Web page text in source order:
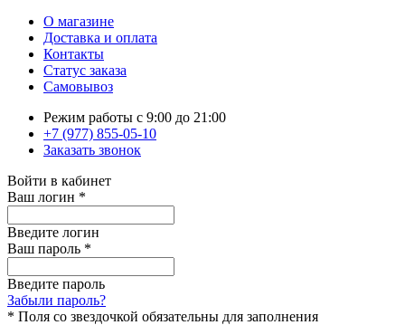
О магазине
Доставка и оплата
Контакты
Статус заказа
Самовывоз
Режим работы с 9:00 до 21:00
+7 (977) 855-05-10
Заказать звонок
Войти в кабинет
Ваш логин *
Введите логин
Ваш пароль *
Введите пароль
Забыли пароль?
* Поля со звездочкой обязательны для заполнения